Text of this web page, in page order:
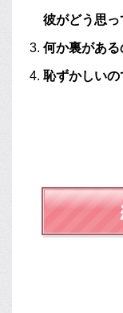
彼がどう思
何か裏がある
恥ずかしい